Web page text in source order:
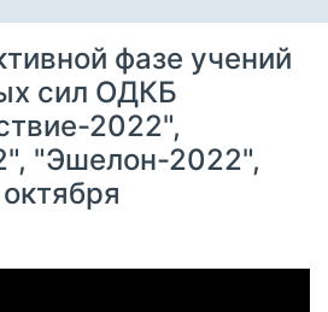
фазе учений
сил ОДКБ
2022",
"Эшелон-2022",